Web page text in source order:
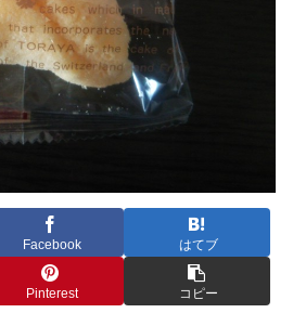
Facebook はてブ
Pinterest コピー